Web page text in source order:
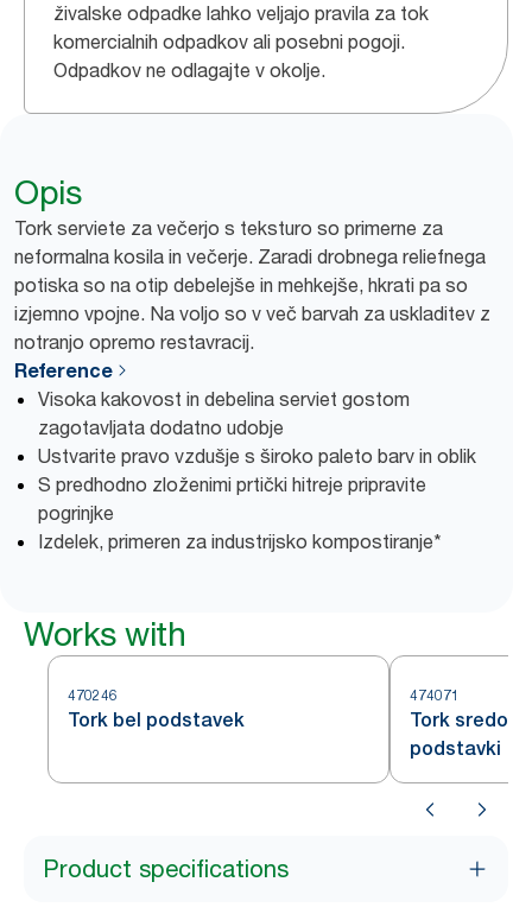
živalske odpadke lahko veljajo pravila za tok
komercialnih odpadkov ali posebni pogoji.
Odpadkov ne odlagajte v okolje.
Opis
Tork serviete za večerjo s teksturo so primerne za
neformalna kosila in večerje. Zaradi drobnega reliefnega
potiska so na otip debelejše in mehkejše, hkrati pa so
izjemno vpojne. Na voljo so v več barvah za uskladitev z
notranjo opremo restavracij.
Reference
Visoka kakovost in debelina serviet gostom
zagotavljata dodatno udobje
Ustvarite pravo vzdušje s široko paleto barv in oblik
S predhodno zloženimi prtički hitreje pripravite
pogrinjke
Izdelek, primeren za industrijsko kompostiranje*
Works with
470246
Tork bel podstavek
474071
Tork
podstavki
Product specifications